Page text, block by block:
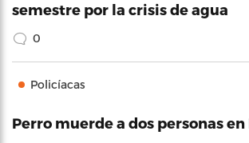
semestre por la crisis de agua
0
Policíacas
Perro muerde a dos personas en